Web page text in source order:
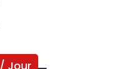
/ Jour